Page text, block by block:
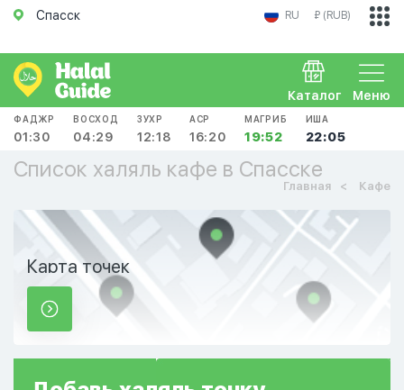
Спасск RU ₽ (RUB)
Меню
Каталог
ФАДЖР
01:30
ВОСХОД
04:29
ЗУХР
12:18
АСР
16:20
МАГРИБ
19:52
ИША
22:05
Список халяль кафе в Спасске
Главная Кафе
Карта точек